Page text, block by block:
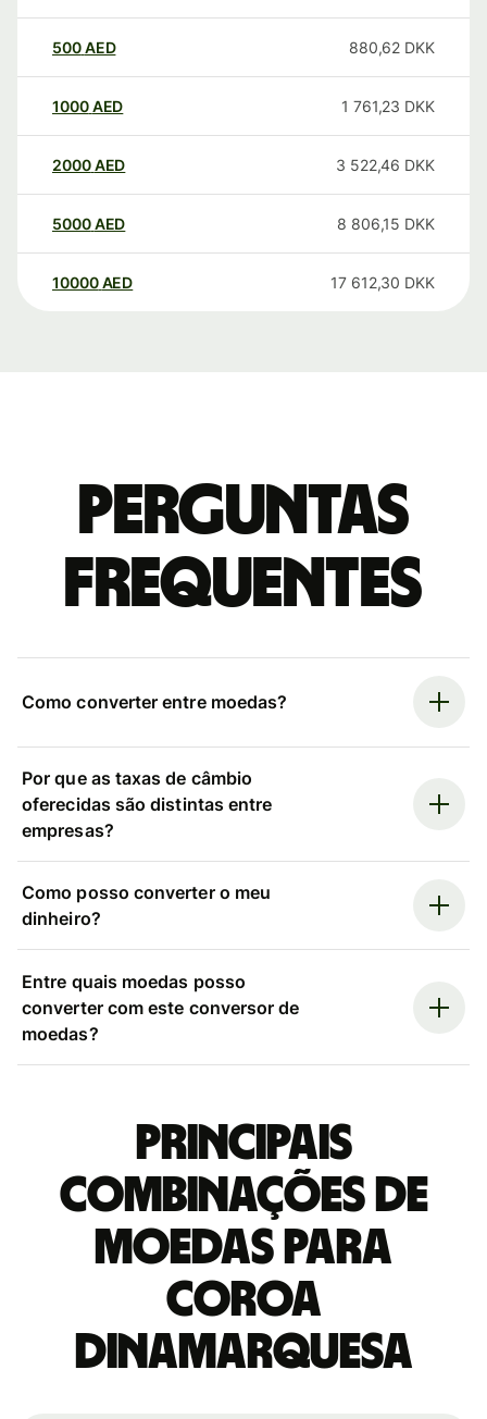
500AED 880,62 DKK
1000AED 1 761,23 DKK
2000AED 3 522,46 DKK
5000AED 8 806,15 DKK
10000 AED 17 612,30 DKK
Perguntas
frequentes
Como converter entre moedas?
Por que as taxas de câmbio
oferecidas são distintas entre
empresas?
Como posso converter o meu
dinheiro?
Entre quais moedas posso
converter com este conversor de
moedas?
Principais
combinações de
moedas para
Coroa
dinamarquesa